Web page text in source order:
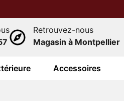
Retrouvez-nous
Magasin à Montpellier
Accessoires